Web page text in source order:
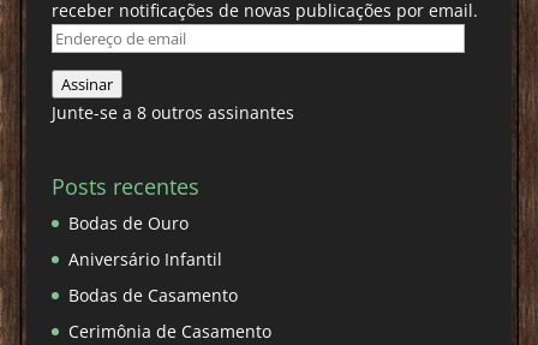
receber notificações de novas publicações por email.
Endereço
email
Assinar
Junte-se a 8 outros assinantes
Posts recentes
Bodas de Ouro
Aniversário Infantil
Bodas de Casamento
Cerimônia de Casamento